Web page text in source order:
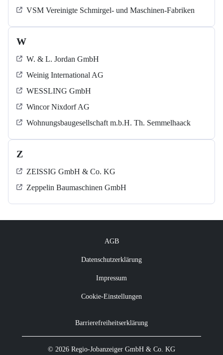
VSM Vereinigte Schmirgel- und Maschinen-Fabriken
W
W. & L. Jordan GmbH
Weinig International AG
WESSLING GmbH
Wincor Nixdorf AG
Wohnungsbaugesellschaft m.b.H. Th. Semmelhaack
Z
ZEISSIG GmbH & Co. KG
Zeppelin Baumaschinen GmbH
AGB
Datenschutzerklärung
Impressum
Cookie-Einstellungen
Barrierefreiheitserklärung
© 2026 Regio-Jobanzeiger GmbH & Co. KG